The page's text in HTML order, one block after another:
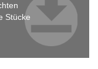
Stücke